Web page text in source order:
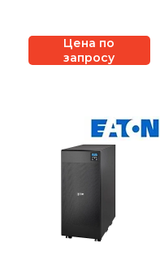
Цена по
запросу